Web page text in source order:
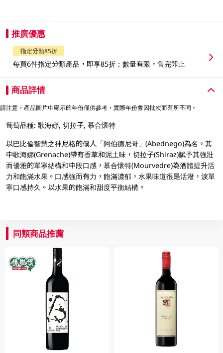
推廣優惠
指定分類85折
每買6件指定分類產品，即享85折；數量有限，售完即止
商品詳情
請注意，產品圖片中顯示的年份僅供參考，實際年份會因批次而有所不同。
葡萄品種: 歌海娜, 切拉子, 慕合懷特
以巴比倫智慧之神尼格的僕人「阿伯德尼哥」(Abednego)為名。其
中歌海娜(Grenache)帶有香草和泥土味，切拉子(Shiraz)賦予其強壯
而優雅的單寧結構和中段口感，慕合懷特(Mourvedre)為酒體提升活
力和飽滿水果。口感強而有力，飽滿濃郁，水果味道很是活潑，淚單
寧口感持久。以水果的飽滿和甜度平衡結構。
同類商品推薦